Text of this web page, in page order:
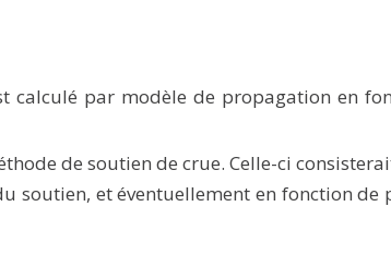
par modèle de propagation en
de soutien de crue. Celle-ci
et éventuellement en fonction de